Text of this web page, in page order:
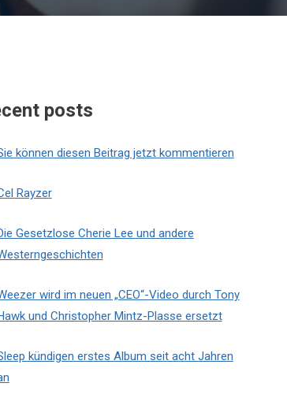
posts
können diesen Beitrag jetzt kommentieren
Rayzer
Gesetzlose Cherie Lee und andere
wird im neuen „CEO“-Video durch Tony
und Christopher Mintz-Plasse ersetzt
kündigen erstes Album seit acht Jahren